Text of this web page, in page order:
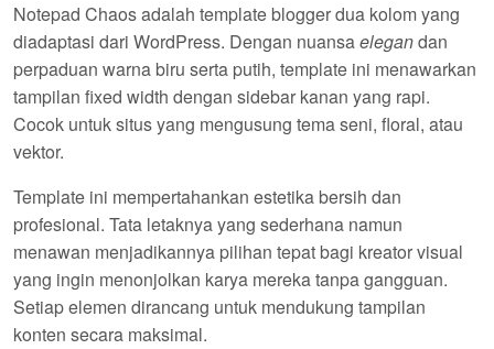
Notepad Chaosadalah template blogger dua kolom yang
diadaptasi dari WordPress. Dengan nuansaelegandan
perpaduan warna biru serta putih, template ini menawarkan
tampilan fixed width dengan sidebar kanan yang rapi.
Cocok untuk situs yang mengusung tema seni, floral, atau
vektor.
Template ini mempertahankan estetika bersih dan
profesional. Tata letaknya yang sederhana namun
menawan menjadikannya pilihan tepat bagi kreator visual
yang ingin menonjolkan karya mereka tanpa gangguan.
Setiap elemen dirancang untuk mendukung tampilan
konten secara maksimal.